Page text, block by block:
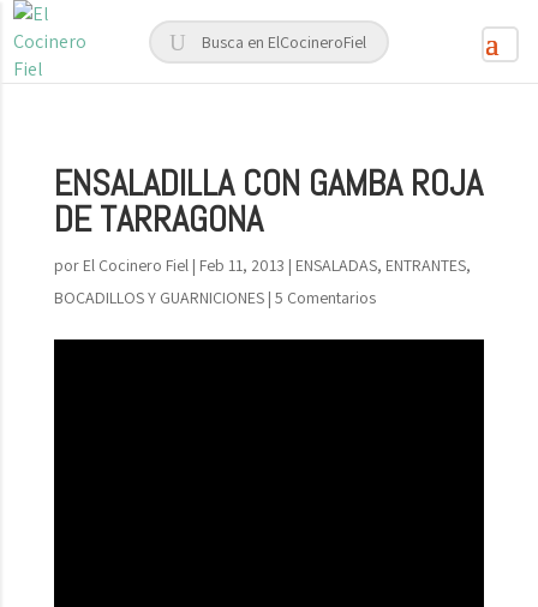
ENSALADILLA CON GAMBA ROJA
DE TARRAGONA
por El Cocinero Fiel| Feb 11, 2013 | ENSALADAS, ENTRANTES,
BOCADILLOS Y GUARNICIONES| 5 Comentarios